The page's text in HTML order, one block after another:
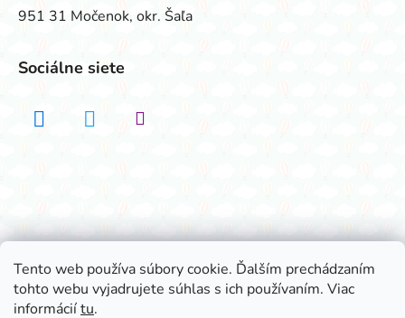
Tento web používa súbory cookie. Ďalším prechádzaním
tohto webu vyjadrujete súhlas s ich používaním. Viac
informáciítu.
951 31 Močenok, okr. Šaľa
Sociálne siete